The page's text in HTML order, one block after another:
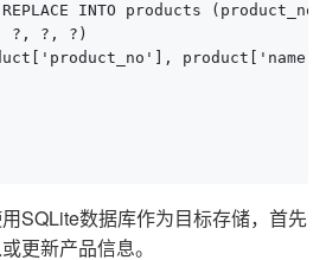
INTO products
?, ?, ?)
SQLite数据库作为目标存储，首先
更新产品信息。